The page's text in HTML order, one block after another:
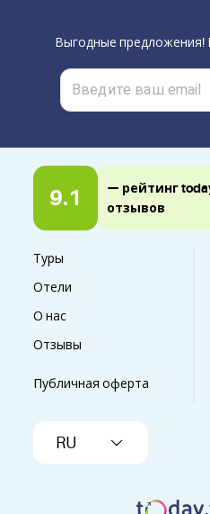
9.1
— рейтинг
отзывов
Туры
Отели
О нас
Отзывы
Публичная оферта
RU
Выгодные предложения!